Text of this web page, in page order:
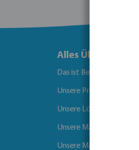
Alles Über Bevo
Das ist Bevo
Unsere Produkte
Unsere Lösungen
Unsere Marken
Unsere Märkte